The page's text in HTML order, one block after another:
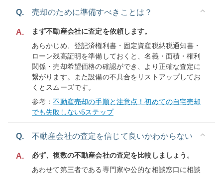
Q. 売却のために準備すべきことは？
A.
まず不動産会社に査定を依頼します。
あらかじめ、登記済権利書・固定資産税納税通知書・
ローン残高証明を準備しておくと、名義・面積・権利
関係・売却希望価格の確認ができ、より正確な査定に
繋がります。また設備の不具合をリストアップしてお
くとスムーズです。
参考：不動産売却の手順と注意点！初めての自宅売却
でも失敗しない5ステップ
Q. 不動産会社の査定を信じて良いかわからない
A.
必ず、複数の不動産会社の査定を比較しましょう。
あわせて第三者である専門家や公的な相談窓口に相談